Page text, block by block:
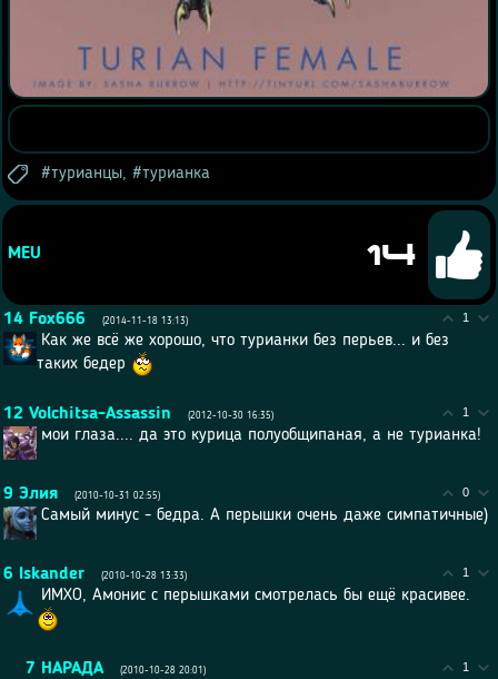
турианцы, турианка
MEU 14
1
14 Fox666 (2014-11-18 13:13)
Как же всё же хорошо, что турианки без перьев... и без
таких бедер
1
12 Volchitsa-Assassin (2012-10-30 16:35)
мои глаза.... да это курица полуобщипаная, а не турианка!
0
9 Элия (2010-10-31 02:55)
Самый минус - бедра. А перышки очень даже симпатичные)
1
6 Iskander (2010-10-28 13:33)
ИМХО, Амонис с перышками смотрелась бы ещё красивее.
1
7 НАРАДА (2010-10-28 20:01)